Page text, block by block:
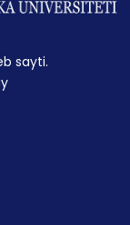
sayti.